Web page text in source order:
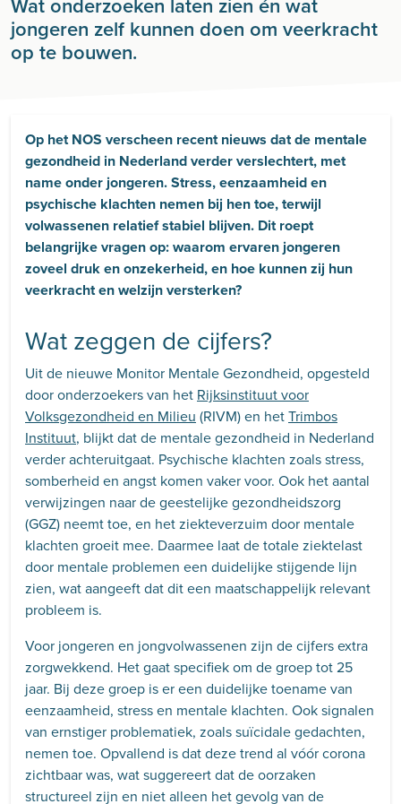
jongeren zelf kunnen doen om veerkracht
op te bouwen.
Op het NOS verscheen recent nieuws dat de mentale
gezondheid in Nederland verder verslechtert, met
name onder jongeren. Stress, eenzaamheid en
psychische klachten nemen bij hen toe, terwijl
volwassenen relatief stabiel blijven. Dit roept
belangrijke vragen op: waarom ervaren jongeren
zoveel druk en onzekerheid, en hoe kunnen zij hun
veerkracht en welzijn versterken?
Wat zeggen de cijfers?
Uit de nieuwe Monitor Mentale Gezondheid, opgesteld
door onderzoekers van het Rijksinstituut voor
Volksgezondheid en Milieu (RIVM) en hetTrimbos
Instituut, blijkt dat de mentale gezondheid in Nederland
verder achteruitgaat. Psychische klachten zoals stress,
somberheid en angst komen vaker voor. Ook het aantal
verwijzingen naar de geestelijke gezondheidszorg
(GGZ) neemt toe, en het ziekteverzuim door mentale
klachten groeit mee. Daarmee laat de totale ziektelast
door mentale problemen een duidelijke stijgende lijn
zien, wat aangeeft dat dit een maatschappelijk relevant
probleem is.
Voor jongeren en jongvolwassenen zijn de cijfers extra
zorgwekkend. Het gaat specifiek om de groep tot 25
jaar. Bij deze groep is er een duidelijke toename van
eenzaamheid, stress en mentale klachten. Ook signalen
van ernstiger problematiek, zoals suïcidale gedachten,
nemen toe. Opvallend is dat deze trend al vóór corona
zichtbaar was, wat suggereert dat de oorzaken
structureel zijn en niet alleen het gevolg van de